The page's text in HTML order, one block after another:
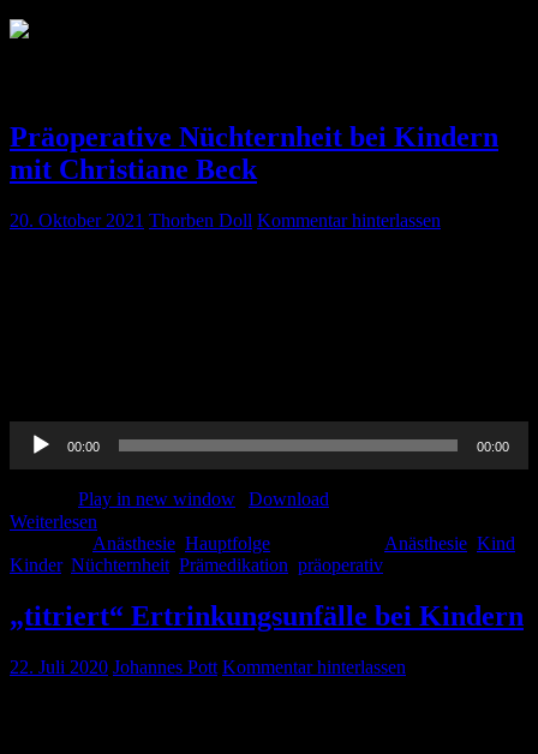
Präoperative Nüchternheit bei Kindern
mit Christiane Beck
20. Oktober 2021 Thorben Doll Kommentar hinterlassen
Audio-
Player
00:00 00:00
Play in new window
Download
Weiterlesen
Anästhesie Hauptfolge Anästhesie Kind
Kinder, Nüchternheit Prämedikation präoperativ
„titriert“ Ertrinkungsunfälle bei Kindern
22. Juli 2020 Johannes Pott Kommentar hinterlassen